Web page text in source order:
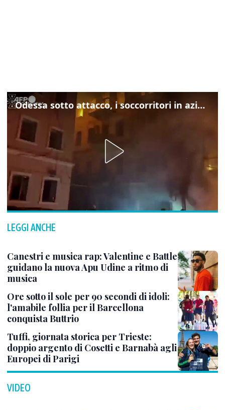
Odessa sotto attacco, i soccorritori in azione
LEGGI ANCHE
Canestri e musica rap: Valentine e Battle
guidano la nuova Apu Udine a ritmo di
musica
Ore sotto il sole per 90 secondi di idoli:
l'amabile follia per il Barcellona
conquista Buttrio
Tuffi, giornata storica per Trieste:
doppio argento di Cosetti e Barnabà agli
Europei di Parigi
VIDEO